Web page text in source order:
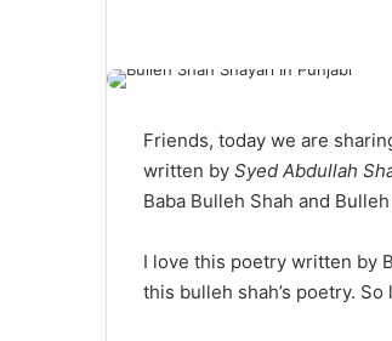
Friends, today we are
written by Syed Abdullah
Baba Bulleh Shah and
I love this poetry written by
this bulleh shah’s poetry. So